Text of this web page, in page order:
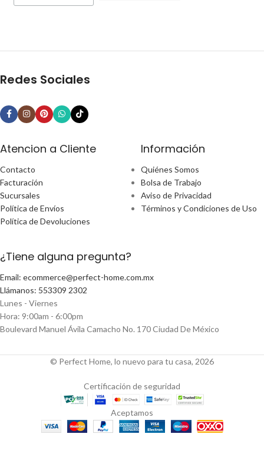
Redes Sociales
Atencion a Cliente
Contacto
Facturación
Sucursales
Política de Envíos
Política de Devoluciones
Información
Quiénes Somos
Bolsa de Trabajo
Aviso de Privacidad
Términos y Condiciones de Uso
¿Tiene alguna pregunta?
Email: ecommerce@perfect-home.com.mx
Llámanos: 553309 2302
Lunes - Viernes
Hora: 9:00am - 6:00pm
Boulevard Manuel Ávila Camacho No. 170 Ciudad De México
© Perfect Home, lo nuevo para tu casa, 2026
Certificación de seguridad
Aceptamos